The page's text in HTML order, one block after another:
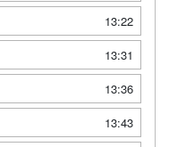
13:22
13:31
13:36
13:43